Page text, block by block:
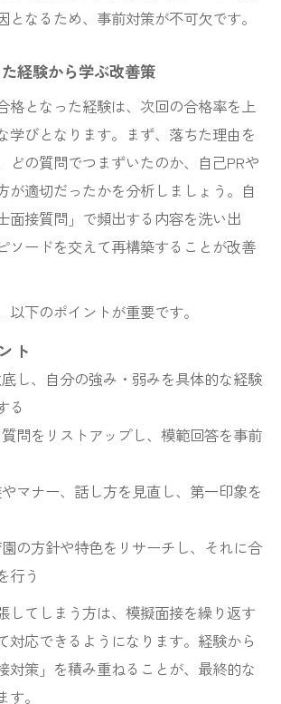
となるため、事前対策が不可欠です。
経験から学ぶ改善策
格となった経験は、次回の合格率を上
学びとなります。まず、落ちた理由を
どの質問でつまずいたのか、自己PRや
が適切だったかを分析しましょう。自
面接質問」で頻出する内容を洗い出
ソードを交えて再構築することが改善
以下のポイントが重要です。
ト
し、自分の強み・弱みを具体的な経験
る
問をリストアップし、模範回答を事前
マナー、話し方を見直し、第一印象を
の方針や特色をリサーチし、それに合
行う
してしまう方は、模擬面接を繰り返す
対応できるようになります。経験から
対策」を積み重ねることが、最終的な
。